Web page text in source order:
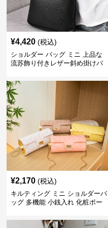
¥4,420 (税込)
ショルダー バッグ ミニ 上品な
流苏飾り付きレザー斜め掛けバ
¥2,170 (税込)
キルティング ミニ ショルダーバ
ッグ 多機能 小銭入れ 化粧ポー